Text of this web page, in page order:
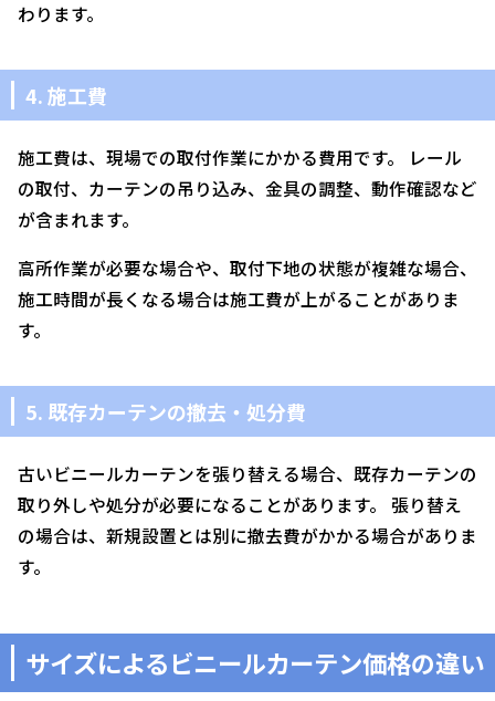
わります。
4. 施工費
施工費は、現場での取付作業にかかる費用です。 レール
の取付、カーテンの吊り込み、金具の調整、動作確認など
が含まれます。
高所作業が必要な場合や、取付下地の状態が複雑な場合、
施工時間が長くなる場合は施工費が上がることがありま
す。
5. 既存カーテンの撤去・処分費
古いビニールカーテンを張り替える場合、既存カーテンの
取り外しや処分が必要になることがあります。 張り替え
の場合は、新規設置とは別に撤去費がかかる場合がありま
す。
サイズによるビニールカーテン価格の違い